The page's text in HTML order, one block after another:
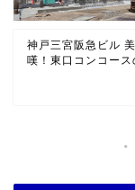
神戸三宮阪急ビル
嘆！東口コンコー